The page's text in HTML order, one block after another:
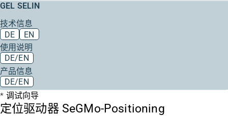
GEL SELIN
技术信息
DE
EN
使用说明
DE/EN
产品信息
DE/EN
调试向导
定位驱动器 SeGMo-Positioning